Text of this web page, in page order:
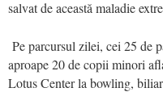
salvat de această maladie
Pe parcursul zilei, cei 25 de
aproape 20 de copii minori
Lotus Center la bowling,